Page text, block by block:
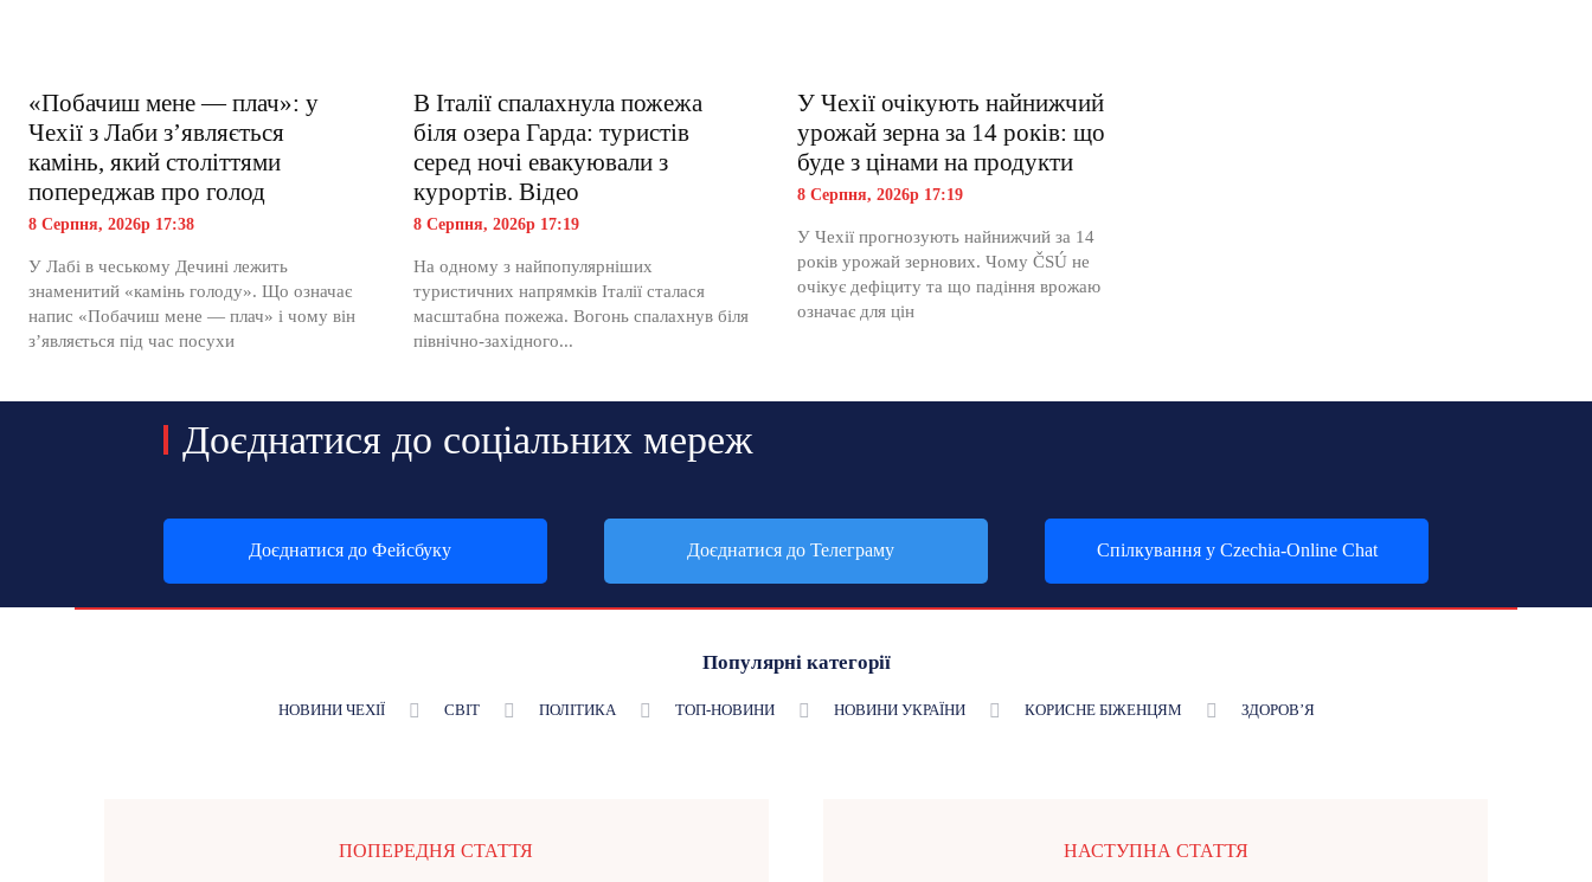
«Побачиш мене — плач»: у
Чехії з Лаби з’являється
камінь, який століттями
попереджав про голод
8 Серпня, 2026р 17:38
У Лабі в чеському Дечині лежить
знаменитий «камінь голоду». Що означає
напис «Побачиш мене — плач» і чому він
з’являється під час посухи
В Італії спалахнула пожежа
біля озера Гарда: туристів
серед ночі евакуювали з
курортів. Відео
8 Серпня, 2026р 17:19
На одному з найпопулярніших
туристичних напрямків Італії сталася
масштабна пожежа. Вогонь спалахнув біля
північно-західного...
У Чехії очікують найнижчий
урожай зерна за 14 років: що
буде з цінами на продукти
8 Серпня, 2026р 17:19
У Чехії прогнозують найнижчий за 14
років урожай зернових. Чому ČSÚ не
очікує дефіциту та що падіння врожаю
означає для цін
Доєднатися до соціальних мереж
Доєднатися до Фейсбуку Доєднатися до Телеграму Спілкування у Czechia-Online Chat
Популярні категорії
НОВИНИ ЧЕХІЇ СВІТ ПОЛІТИКА ТОП-НОВИНИ НОВИНИ УКРАЇНИ КОРИСНЕ БІЖЕНЦЯМ ЗДОРОВʼЯ
ПОПЕРЕДНЯ СТАТТЯ НАСТУПНА СТАТТЯ